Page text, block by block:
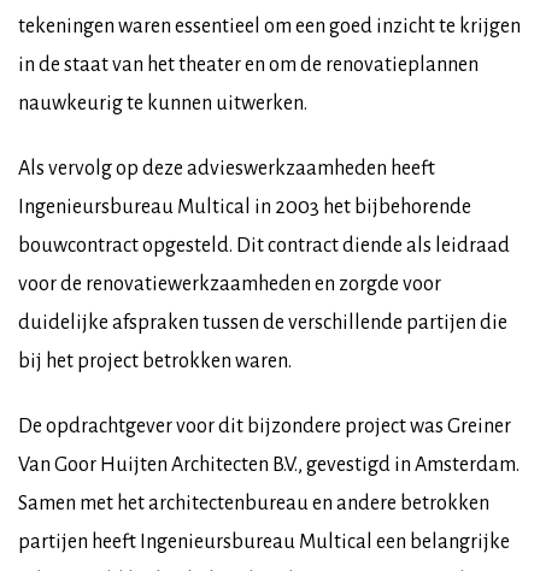
tekeningen waren essentieel om een goed inzicht te krijgen
in de staat van het theater en om de renovatieplannen
nauwkeurig te kunnen uitwerken.
Als vervolg op deze advieswerkzaamheden heeft
Ingenieursbureau Multical in 2003 het bijbehorende
bouwcontract opgesteld. Dit contract diende als leidraad
voor de renovatiewerkzaamheden en zorgde voor
duidelijke afspraken tussen de verschillende partijen die
bij het project betrokken waren.
De opdrachtgever voor dit bijzondere project was Greiner
Van Goor Huijten Architecten B.V., gevestigd in Amsterdam.
Samen met het architectenbureau en andere betrokken
partijen heeft Ingenieursbureau Multical een belangrijke